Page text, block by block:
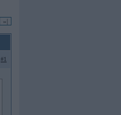
»|
#1